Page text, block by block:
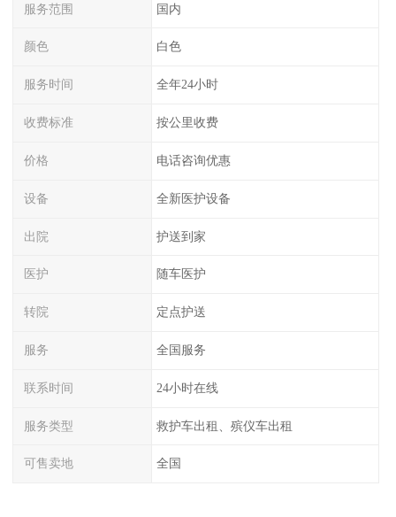
服务范围 国内
颜色 白色
服务时间 全年24小时
收费标准 按公里收费
价格 电话咨询优惠
设备 全新医护设备
出院 护送到家
医护 随车医护
转院 定点护送
服务 全国服务
联系时间 24小时在线
服务类型 救护车出租、殡仪车出租
可售卖地 全国